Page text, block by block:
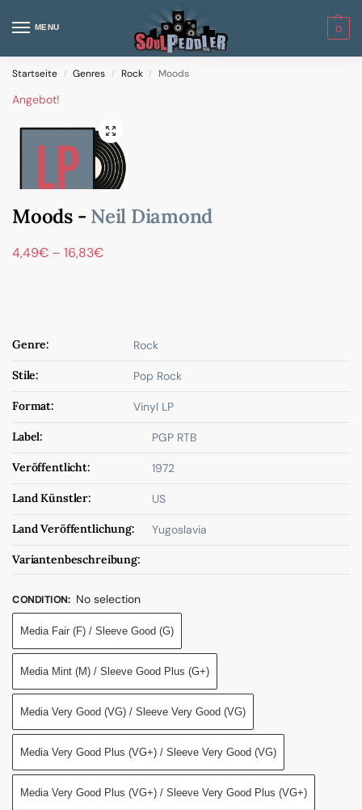
MENU 0
Startseite / Genres / Rock / Moods
Angebot!
Moods - Neil Diamond
4,49€ – 16,83€
Genre: Rock
Stile: Pop Rock
Format: Vinyl LP
Label: PGP RTB
Veröffentlicht: 1972
Land Künstler: US
Land Veröffentlichung: Yugoslavia
Variantenbeschreibung:
CONDITION: No selection
Media Fair (F) / Sleeve Good (G)
Media Mint (M) / Sleeve Good Plus (G+)
Media Very Good (VG) / Sleeve Very Good (VG)
Media Very Good Plus (VG+) / Sleeve Very Good (VG)
Media Very Good Plus (VG+) / Sleeve Very Good Plus (VG+)